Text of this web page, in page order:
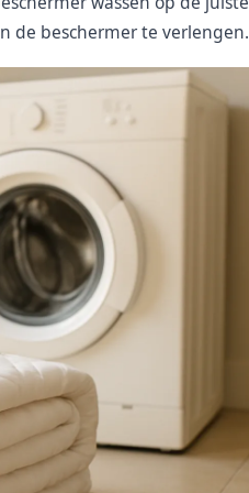
de beschermer te verlengen.